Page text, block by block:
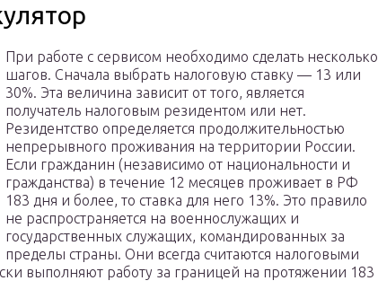
При работе с сервисом необходимо сделать несколько
шагов. Сначала выбрать налоговую ставку — 13 или
30%. Эта величина зависит от того, является
получатель налоговым резидентом или нет.
Резидентство определяется продолжительностью
непрерывного проживания на территории России.
Если гражданин (независимо от национальности и
гражданства) в течение 12 месяцев проживает в РФ
183 дня и более, то ставка для него 13%. Это правило
не распространяется на военнослужащих и
государственных служащих, командированных за
пределы страны. Они всегда считаются налоговыми
выполняют работу за границей на протяжении 183